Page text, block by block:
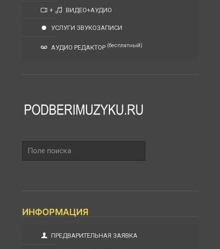
+ ВИДЕО+АУДИО
УСЛУГИ ЗВУКОЗАПИСИ
АУДИО РЕДАКТОР (бесплатный)
поиска
ИНФОРМАЦИЯ
ПРЕДВАРИТЕЛЬНАЯ ЗАЯВКА